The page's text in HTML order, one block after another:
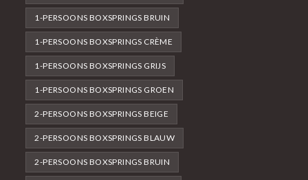
1-PERSOONS BOXSPRINGS BRUIN
1-PERSOONS BOXSPRINGS CRÈME
1-PERSOONS BOXSPRINGS GRIJS
1-PERSOONS BOXSPRINGS GROEN
2-PERSOONS BOXSPRINGS BEIGE
2-PERSOONS BOXSPRINGS BLAUW
2-PERSOONS BOXSPRINGS BRUIN